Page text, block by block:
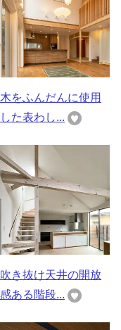
木をふんだんに使用
した表わし...
吹き抜け天井の開放
感ある階段...